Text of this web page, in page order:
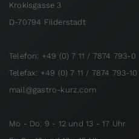
Krokisgasse 3
D-70794 Filderstadt
Telefon: +49 (0) 7 11 / 7874 793-0
Telefax: +49 (0) 7 11 / 7874 793-10
mail@gastro-kurz.com
Mo - Do: 9 - 12 und 13 - 17 Uhr